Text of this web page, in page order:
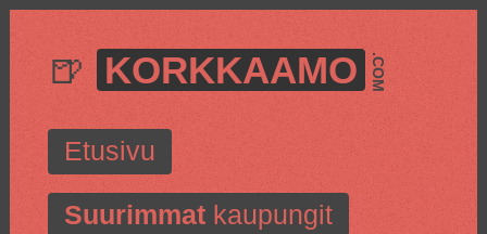
🍺 KORKKAAMO .COM
Etusivu
Suurimmatkaupungit